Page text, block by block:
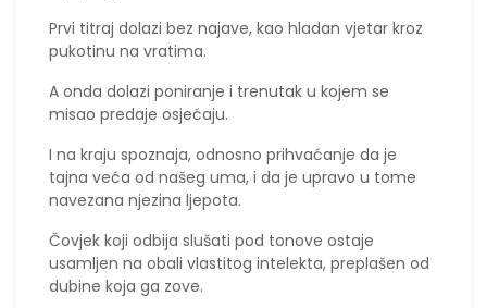
​Prvi titraj dolazi bez najave, kao hladan vjetar kroz
pukotinu na vratima.
​A onda dolazi poniranje i trenutak u kojem se
misao predaje osjećaju.
​I na kraju spoznaja, odnosno prihvaćanje da je
tajna veća od našeg uma, i da je upravo u tome
navezana njezina ljepota.
​Čovjek koji odbija slušati pod tonove ostaje
usamljen na obali vlastitog intelekta, preplašen od
dubine koja ga zove.